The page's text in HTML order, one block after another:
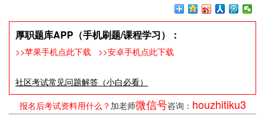
厚职题库APP（手机刷题/课程学习）：
>>苹果手机点此下载 >>安卓手机点此下载
社区考试常见问题解答（小白必看）
报名后考试资料用什么？ 加老师微信号咨询： houzhitiku3